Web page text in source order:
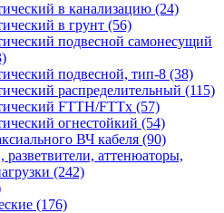
в канализацию (24)
в грунт (56)
подвесной самонесущий
подвесной, тип-8 (38)
распределительный (115)
FTTH/FTTx (57)
огнестойкий (54)
ВЧ кабеля (90)
аттенюаторы,
(242)
(176)